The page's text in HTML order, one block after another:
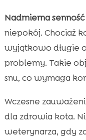
Nadmierna senność
niepokój. Chociaż
wyjątkowo długie
problemy. Takie
snu, co wymaga
Wczesne
dla zdrowia kota.
weterynarza, gdy